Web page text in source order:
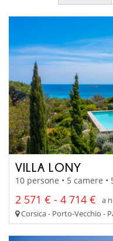
VILLA LONY
10 persone • 5 camere •
2 571 € - 4 714 €
a
Corsica - Porto-Vecchio -